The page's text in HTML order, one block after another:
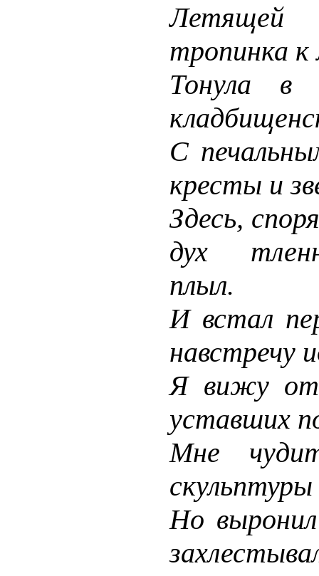
Летящей
тропинка к
Тонула в
С
кресты и
Здесь,
дух
плыл.
И встал
навстречу
Я вижу
уставших
Мне
скульптуры
Но